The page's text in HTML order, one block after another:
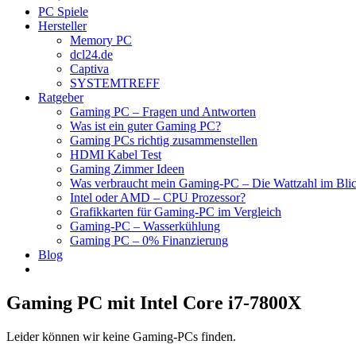
PC Spiele
Hersteller
Memory PC
dcl24.de
Captiva
SYSTEMTREFF
Ratgeber
Gaming PC – Fragen und Antworten
Was ist ein guter Gaming PC?
Gaming PCs richtig zusammenstellen
HDMI Kabel Test
Gaming Zimmer Ideen
Was verbraucht mein Gaming-PC – Die Wattzahl im
Intel oder AMD – CPU Prozessor?
Grafikkarten für Gaming-PC im Vergleich
Gaming-PC – Wasserkühlung
Gaming PC – 0% Finanzierung
Blog
Gaming PC mit Intel Core i7-7800X
Leider können wir keine Gaming-PCs finden.